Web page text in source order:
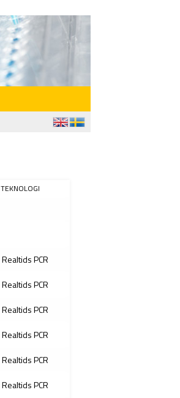
TEKNOLOGI
Realtids PCR
Realtids PCR
Realtids PCR
Realtids PCR
Realtids PCR
Realtids PCR